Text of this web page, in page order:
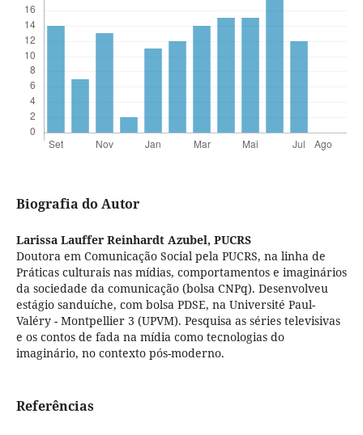
Biografia do Autor
Larissa Lauffer Reinhardt Azubel, PUCRS
Doutora em Comunicação Social pela PUCRS, na linha de
Práticas culturais nas mídias, comportamentos e imaginários
da sociedade da comunicação (bolsa CNPq). Desenvolveu
estágio sanduíche, com bolsa PDSE, na Université Paul-
Valéry - Montpellier 3 (UPVM). Pesquisa as séries televisivas
e os contos de fada na mídia como tecnologias do
imaginário, no contexto pós-moderno.
Referências